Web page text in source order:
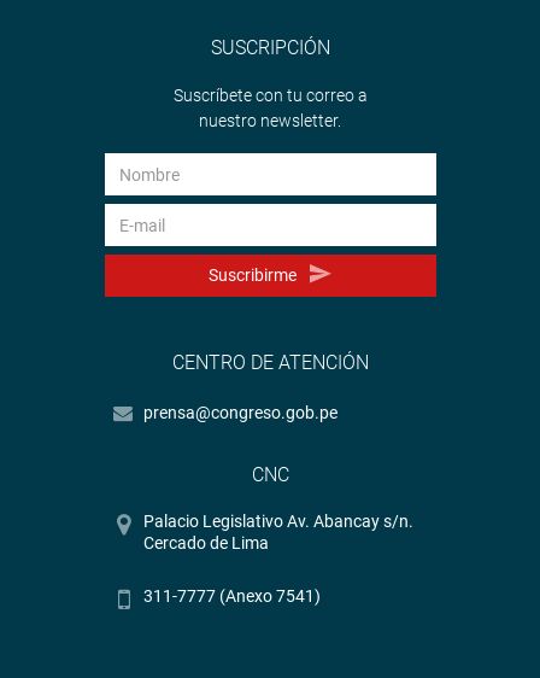
SUSCRIPCIÓN
Suscríbete con tu correo a
nuestro newsletter.
Suscribirme
CENTRO DE ATENCIÓN
prensa@congreso.gob.pe
CNC
Palacio Legislativo Av. Abancay s/n.
Cercado de Lima
311-7777 (Anexo 7541)